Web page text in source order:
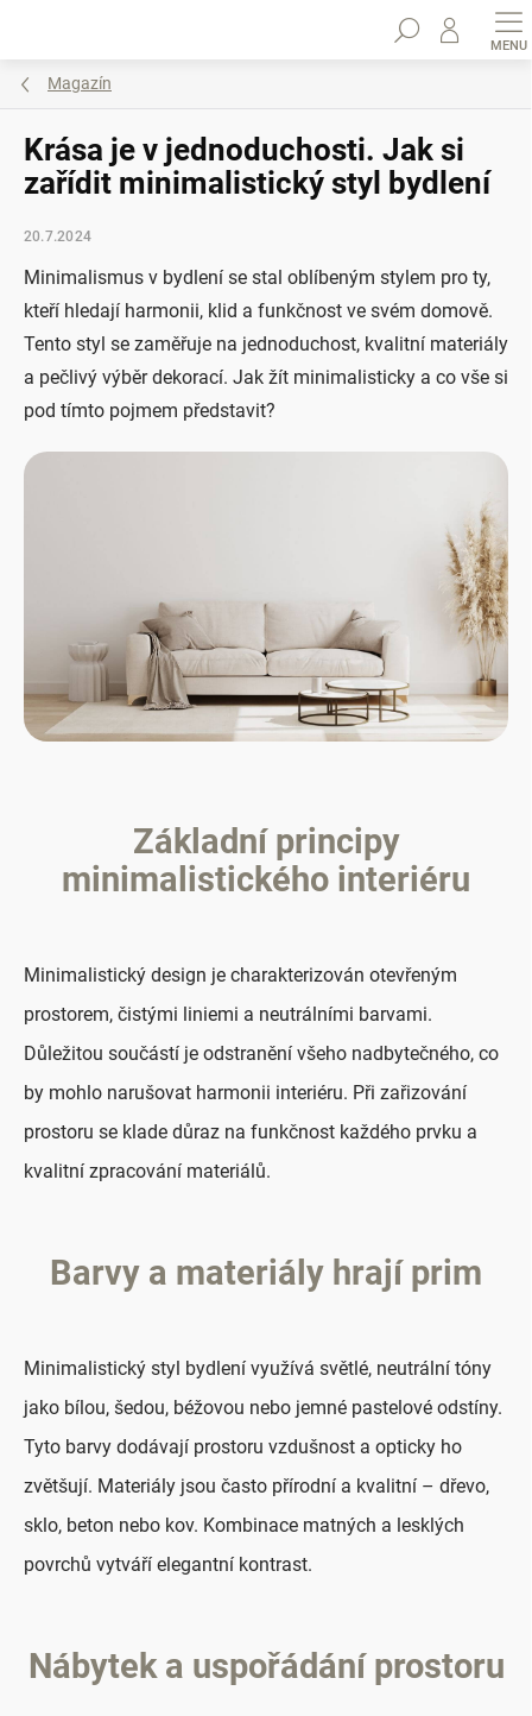
Hledat
Magazín
Krása je v jednoduchosti. Jak si
zařídit minimalistický styl bydlení
20.7.2024
Minimalismus v bydlení se stal oblíbeným stylem pro ty,
kteří hledají harmonii, klid a funkčnost ve svém domově.
Tento styl se zaměřuje na jednoduchost, kvalitní materiály
a pečlivý výběr dekorací. Jak žít minimalisticky a co vše si
pod tímto pojmem představit?
Základní principy
minimalistického interiéru
Minimalistický design je charakterizován otevřeným
prostorem, čistými liniemi a neutrálními barvami.
Důležitou součástí je odstranění všeho nadbytečného, co
by mohlo narušovat harmonii interiéru. Při zařizování
prostoru se klade důraz na funkčnost každého prvku a
kvalitní zpracování materiálů.
Barvy a materiály hrají prim
Minimalistický styl bydlení využívá světlé, neutrální tóny
jako bílou, šedou, béžovou nebo jemné pastelové odstíny.
Tyto barvy dodávají prostoru vzdušnost a opticky ho
zvětšují. Materiály jsou často přírodní a kvalitní – dřevo,
sklo, beton nebo kov. Kombinace matných a lesklých
povrchů vytváří elegantní kontrast.
Nábytek a uspořádání prostoru